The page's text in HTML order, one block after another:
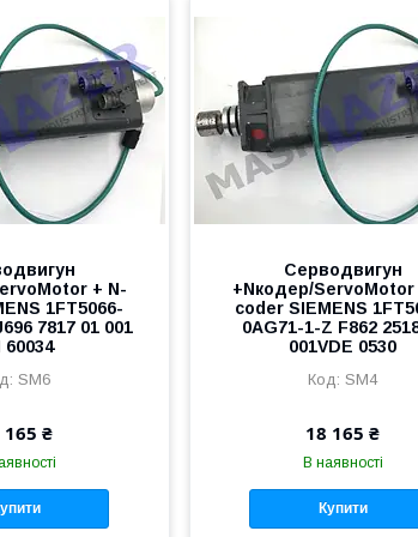
+ N-
1FT5066-
7817 01 001
60034
SM6
165 ₴
Серводвигун
+Nкодер/ServoMotor
coder SIEMENS
0AG71-1-Z F862
001VDE 0530
SM4
18 165 ₴
В наявності
Купити